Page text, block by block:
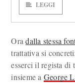
LEGGI
Oradalla stessa
trattativa si
esserci il regista di
insieme a George